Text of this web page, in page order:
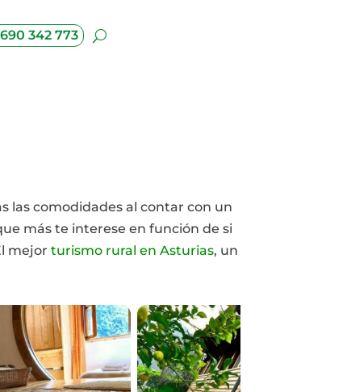
690 342 773
las comodidades al contar con un
más te interese en función de si
mejor turismo rural en Asturias, un